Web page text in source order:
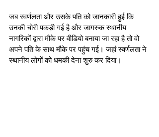
जब स्वर्णलता और उसके पति को जानकारी हुई कि
उनकी चोरी पकड़ी गई है और जागरुक स्थानीय
नागरिकों द्वारा मौके पर वीडियो बनाया जा रहा है तो वो
अपने पति के साथ मौके पर पहुंच गई। जहां स्वर्णलता ने
स्थानीय लोगों को धमकी देना शुरु कर दिया।